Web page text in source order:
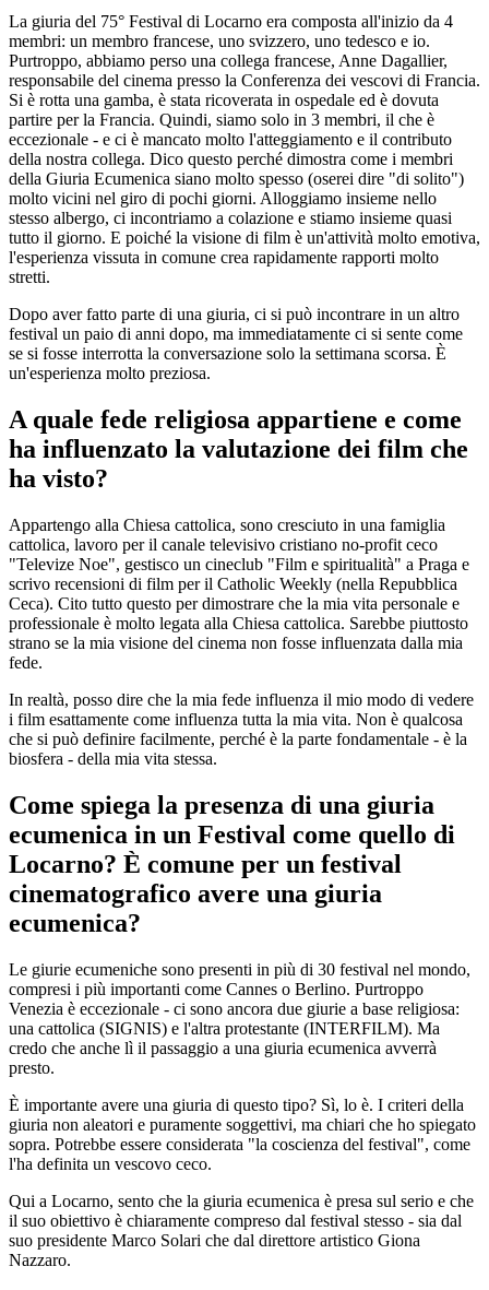
La giuria del 75° Festival di Locarno era composta all'inizio da 4
membri: un membro francese, uno svizzero, uno tedesco e io.
Purtroppo, abbiamo perso una collega francese, Anne Dagallier,
responsabile del cinema presso la Conferenza dei vescovi di Francia.
Si è rotta una gamba, è stata ricoverata in ospedale ed è dovuta
partire per la Francia. Quindi, siamo solo in 3 membri, il che è
eccezionale - e ci è mancato molto l'atteggiamento e il contributo
della nostra collega. Dico questo perché dimostra come i membri
della Giuria Ecumenica siano molto spesso (oserei dire "di solito")
molto vicini nel giro di pochi giorni. Alloggiamo insieme nello
stesso albergo, ci incontriamo a colazione e stiamo insieme quasi
tutto il giorno. E poiché la visione di film è un'attività molto emotiva,
l'esperienza vissuta in comune crea rapidamente rapporti molto
stretti.
Dopo aver fatto parte di una giuria, ci si può incontrare in un altro
festival un paio di anni dopo, ma immediatamente ci si sente come
se si fosse interrotta la conversazione solo la settimana scorsa. È
un'esperienza molto preziosa.
A quale fede religiosa appartiene e come
ha influenzato la valutazione dei film che
ha visto?
Appartengo alla Chiesa cattolica, sono cresciuto in una famiglia
cattolica, lavoro per il canale televisivo cristiano no-profit ceco
"Televize Noe", gestisco un cineclub "Film e spiritualità" a Praga e
scrivo recensioni di film per il Catholic Weekly (nella Repubblica
Ceca). Cito tutto questo per dimostrare che la mia vita personale e
professionale è molto legata alla Chiesa cattolica. Sarebbe piuttosto
strano se la mia visione del cinema non fosse influenzata dalla mia
fede.
In realtà, posso dire che la mia fede influenza il mio modo di vedere
i film esattamente come influenza tutta la mia vita. Non è qualcosa
che si può definire facilmente, perché è la parte fondamentale - è la
biosfera - della mia vita stessa.
Come spiega la presenza di una giuria
ecumenica in un Festival come quello di
Locarno? È comune per un festival
cinematografico avere una giuria
ecumenica?
Le giurie ecumeniche sono presenti in più di 30 festival nel mondo,
compresi i più importanti come Cannes o Berlino. Purtroppo
Venezia è eccezionale - ci sono ancora due giurie a base religiosa:
una cattolica (SIGNIS) e l'altra protestante (INTERFILM). Ma
credo che anche lì il passaggio a una giuria ecumenica avverrà
presto.
È importante avere una giuria di questo tipo? Sì, lo è. I criteri della
giuria non aleatori e puramente soggettivi, ma chiari che ho spiegato
sopra. Potrebbe essere considerata "la coscienza del festival", come
l'ha definita un vescovo ceco.
Qui a Locarno, sento che la giuria ecumenica è presa sul serio e che
il suo obiettivo è chiaramente compreso dal festival stesso - sia dal
suo presidente Marco Solari che dal direttore artistico Giona
Nazzaro.